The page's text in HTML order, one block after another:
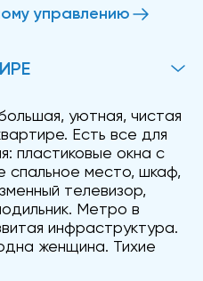
управлению
уютная, чистая
Есть все для
пластиковые окна с
спальное место, шкаф,
телевизор,
Метро в
инфраструктура.
женщина. Тихие